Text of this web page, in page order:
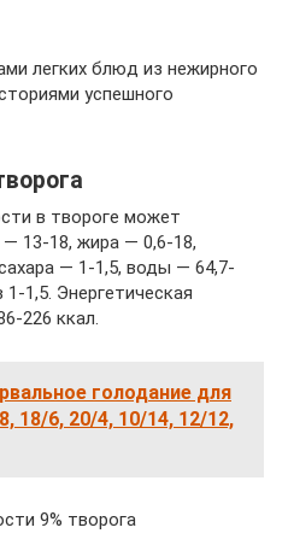
легких блюд из нежирного
успешного
в твороге может
13-18, жира — 0,6-18,
— 1-1,5, воды — 64,7-
1,5. Энергетическая
226 ккал.
голодание для
18/6, 20/4, 10/14, 12/12,
9% творога